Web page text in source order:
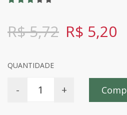
R$ 5,72 R$ 5,20
QUANTIDADE
- +